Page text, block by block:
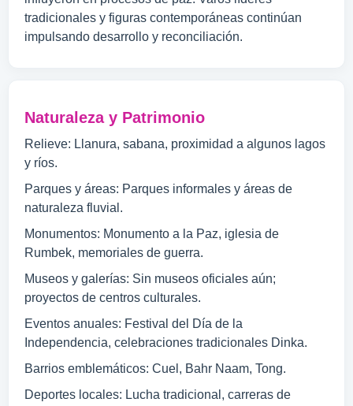
tradicionales y figuras contemporáneas continúan
impulsando desarrollo y reconciliación.
Naturaleza y Patrimonio
Relieve: Llanura, sabana, proximidad a algunos lagos
y ríos.
Parques y áreas: Parques informales y áreas de
naturaleza fluvial.
Monumentos: Monumento a la Paz, iglesia de
Rumbek, memoriales de guerra.
Museos y galerías: Sin museos oficiales aún;
proyectos de centros culturales.
Eventos anuales: Festival del Día de la
Independencia, celebraciones tradicionales Dinka.
Barrios emblemáticos: Cuel, Bahr Naam, Tong.
Deportes locales: Lucha tradicional, carreras de